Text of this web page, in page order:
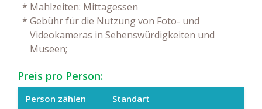
* Mahlzeiten: Mittagessen
* Gebühr für die Nutzung von Foto- und
Videokameras in Sehenswürdigkeiten und
Museen;
Preis pro Person:
Person zählen
Standart